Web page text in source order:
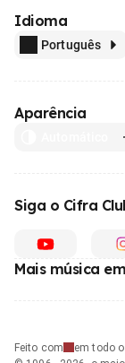
Idioma
Português
Aparência
Siga o Cifra
Mais música em
Feito com
em todo